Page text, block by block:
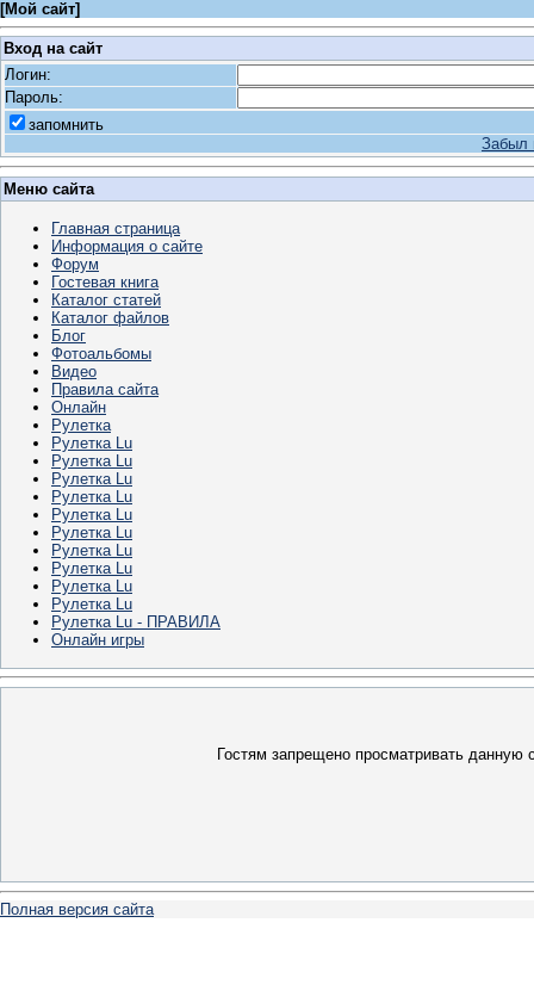
[Мой сайт]
Вход на сайт
Логин:
Пароль:
запомнить
Забыл
Меню сайта
Главная страница
Информация о сайте
Форум
Гостевая книга
Каталог статей
Каталог файлов
Блог
Фотоальбомы
Видео
Правила сайта
Онлайн
Рулетка
Рулетка Lu
Рулетка Lu
Рулетка Lu
Рулетка Lu
Рулетка Lu
Рулетка Lu
Рулетка Lu
Рулетка Lu
Рулетка Lu
Рулетка Lu
Рулетка Lu - ПРАВИЛА
Онлайн игры
Гостям запрещено просматривать данную
Полная версия сайта